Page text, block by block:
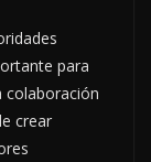
para
colaboración
crear